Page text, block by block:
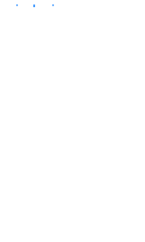
induzione